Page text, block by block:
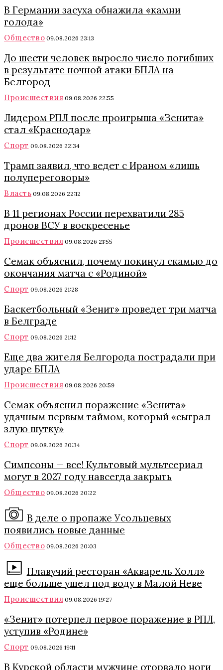
В Германии засуха обнажила «камни
голода»
Общество 09.08.2026 23:13
До шести человек выросло число погибших
в результате ночной атаки БПЛА на
Белгород
Происшествия 09.08.2026 22:55
Лидером РПЛ после проигрыша «Зенита»
стал «Краснодар»
Спорт 09.08.2026 22:34
Трамп заявил, что ведет с Ираном «лишь
полупереговоры»
Власть 09.08.2026 22:12
В 11 регионах России перехватили 285
дронов ВСУ в воскресенье
Происшествия 09.08.2026 21:55
Семак объяснил, почему покинул скамью до
окончания матча с «Родиной»
Спорт 09.08.2026 21:28
Баскетбольный «Зенит» проведет три матча
в Белграде
Спорт 09.08.2026 21:12
Еще два жителя Белгорода пострадали при
ударе БПЛА
Происшествия 09.08.2026 20:59
Семак объяснил поражение «Зенита»
удачным первым таймом, который «сыграл
злую шутку»
Спорт 09.08.2026 20:34
Симпсоны — все! Культовый мультсериал
могут в 2027 году навсегда закрыть
Общество 09.08.2026 20:22
В деле о пропаже Усольцевых
появились новые данные
Общество 09.08.2026 20:03
Плавучий ресторан «Акварель Холл»
еще больше ушел под воду в Малой Неве
Происшествия 09.08.2026 19:27
«Зенит» потерпел первое поражение в РПЛ,
уступив «Родине»
Спорт 09.08.2026 19:11
В Курской области мужчине оторвало ноги